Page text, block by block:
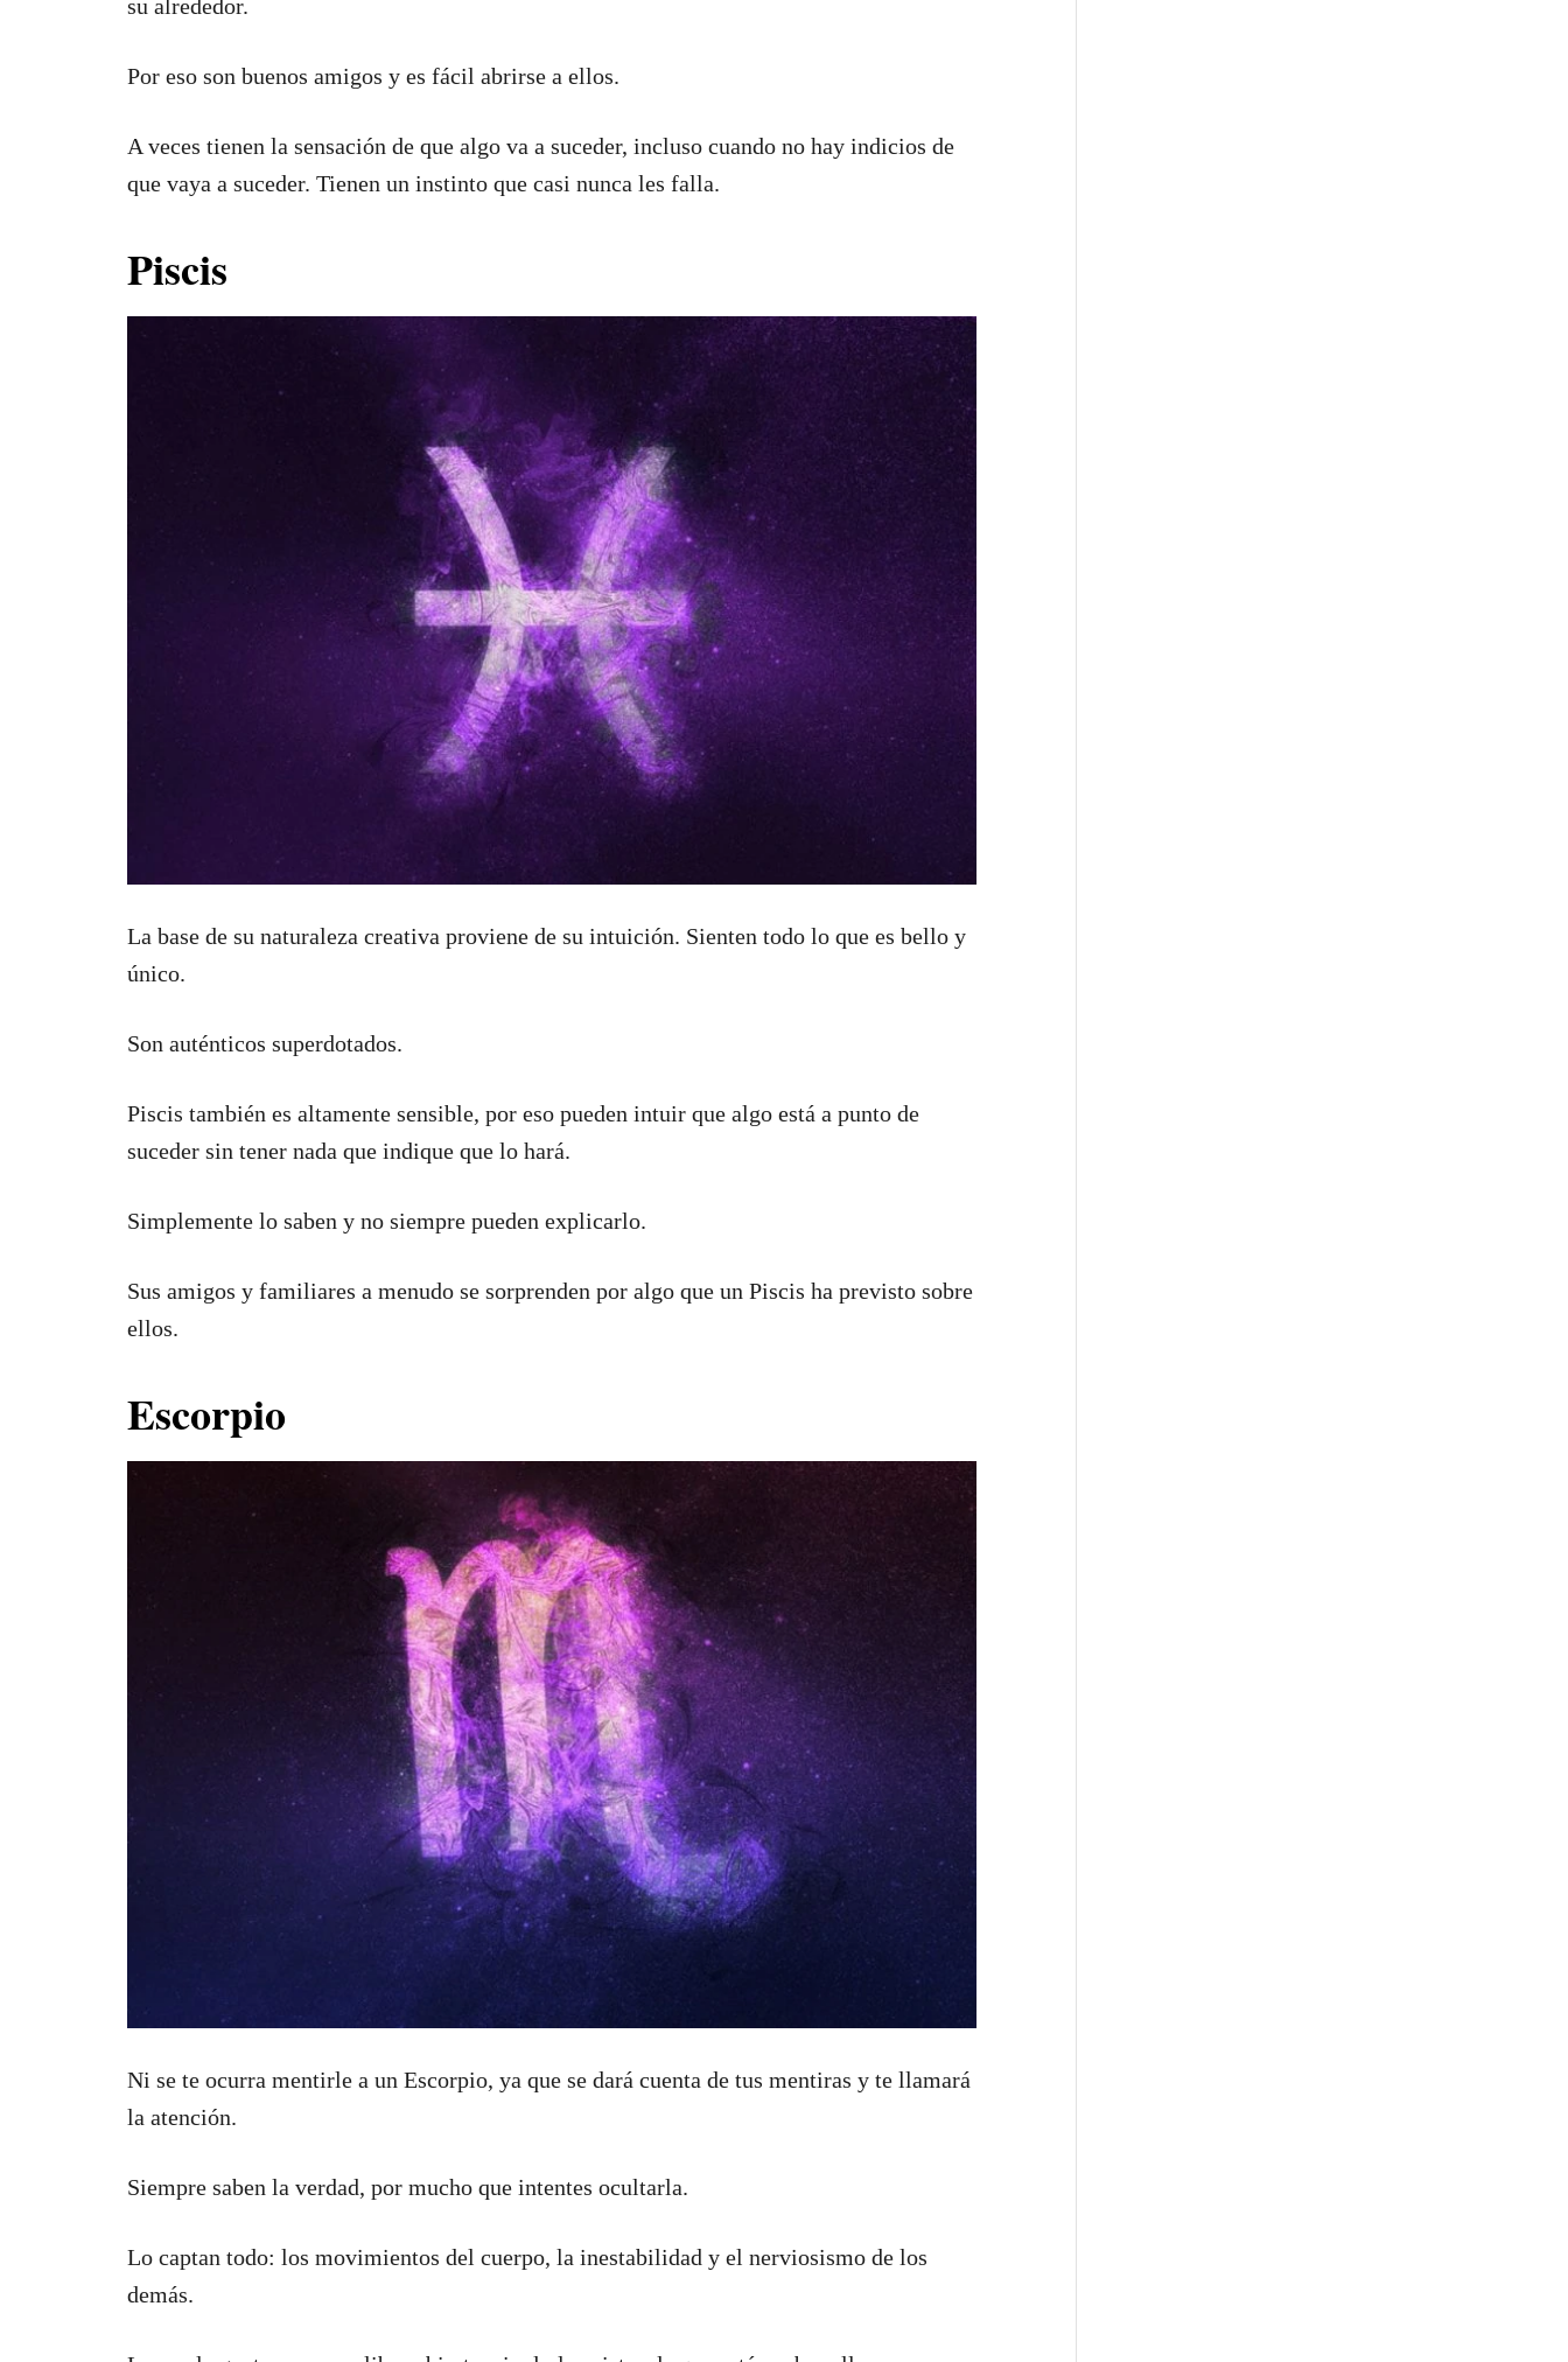
su alrededor.
Por eso son buenos amigos y es fácil abrirse a ellos.
A veces tienen la sensación de que algo va a suceder, incluso cuando no hay indicios de
que vaya a suceder. Tienen un instinto que casi nunca les falla.
Piscis
La base de su naturaleza creativa proviene de su intuición. Sienten todo lo que es bello y
único.
Son auténticos superdotados.
Piscis también es altamente sensible, por eso pueden intuir que algo está a punto de
suceder sin tener nada que indique que lo hará.
Simplemente lo saben y no siempre pueden explicarlo.
Sus amigos y familiares a menudo se sorprenden por algo que un Piscis ha previsto sobre
ellos.
Escorpio
Ni se te ocurra mentirle a un Escorpio, ya que se dará cuenta de tus mentiras y te llamará
la atención.
Siempre saben la verdad, por mucho que intentes ocultarla.
Lo captan todo: los movimientos del cuerpo, la inestabilidad y el nerviosismo de los
demás.